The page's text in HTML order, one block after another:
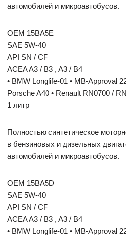
автомобилей и микроавтобусов.
OEM 15BA5E
SAE 5W-40
API SN / CF
ACEA A3 / B3 , A3 / B4
• BMW Longlife-01 • MB-Approval
Porsche A40 • Renault RN0700 /
1 литр
Полностью синтетическое
в бензиновых и дизельных
автомобилей и микроавтобусов.
OEM 15BA5D
SAE 5W-40
API SN / CF
ACEA A3 / B3 , A3 / B4
• BMW Longlife-01 • MB-Approval